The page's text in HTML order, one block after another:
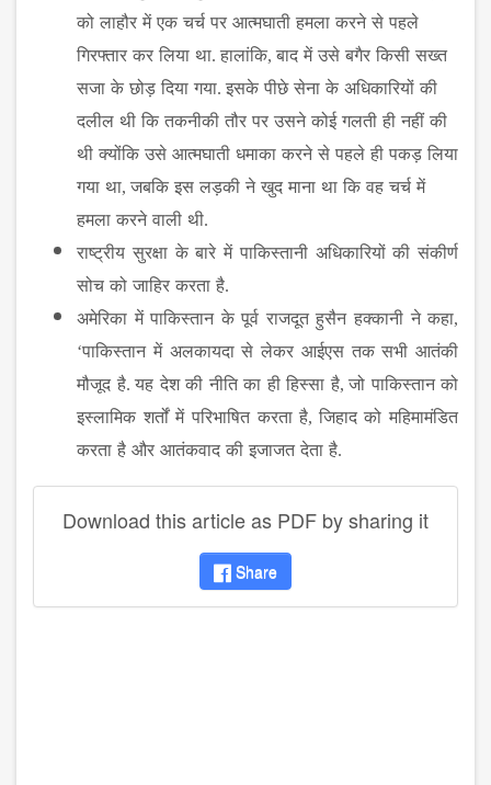
को लाहौर में एक चर्च पर आत्मघाती हमला करने से पहले
गिरफ्तार कर लिया था. हालांकि, बाद में उसे बगैर किसी सख्त
सजा के छोड़ दिया गया. इसके पीछे सेना के अधिकारियों की
दलील थी कि तकनीकी तौर पर उसने कोई गलती ही नहीं की
थी क्योंकि उसे आत्मघाती धमाका करने से पहले ही पकड़ लिया
गया था, जबकि इस लड़की ने खुद माना था कि वह चर्च में
हमला करने वाली थी.
राष्ट्रीय सुरक्षा के बारे में पाकिस्तानी अधिकारियों की संकीर्ण
सोच को जाहिर करता है.
अमेरिका में पाकिस्तान के पूर्व राजदूत हुसैन हक्कानी ने कहा,
‘पाकिस्तान में अलकायदा से लेकर आईएस तक सभी आतंकी
मौजूद है. यह देश की नीति का ही हिस्सा है, जो पाकिस्तान को
इस्लामिक शर्तों में परिभाषित करता है, जिहाद को महिमामंडित
करता है और आतंकवाद की इजाजत देता है.
Download this article as PDF by sharing it
Share